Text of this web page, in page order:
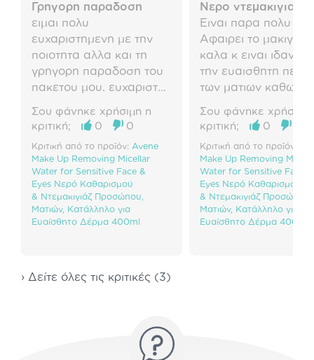
Γρηγορη παραδοση
ειμαι πολυ
ευχαριστημενη με την
ποιοτητα αλλα και τη
γρηγορη παραδοση του
πακετου μου. ευχαριστω
Σου φάνηκε χρήσιμη η
κριτική;
0 0
Κριτική από το προϊόν: Avene
Make Up Removing Micellar
Water for Sensitive Face &
Eyes Νερό Καθαρισμού
& Ντεμακιγιάζ Προσώπου,
Ματιών, Κατάλληλο για
Ευαίσθητο Δέρμα 400ml
Νερο ντεμακιγιαζ
Ειναι παρα πολυ
Αφαιρει το μακιγιαζ
καλα κ ειναι ιδανικο
την ευαισθητη
των ματιων καθως
Σου φάνηκε χρήσιμη
κριτική;
0
Κριτική από το προϊόν:
Make Up Removing
Water for Sensitive Face &
Eyes Νερό Καθαρισμού
& Ντεμακιγιάζ Προσώπου,
Ματιών, Κατάλληλο για
Ευαίσθητο Δέρμα 400ml
› Δείτε όλες τις κριτικές (3)